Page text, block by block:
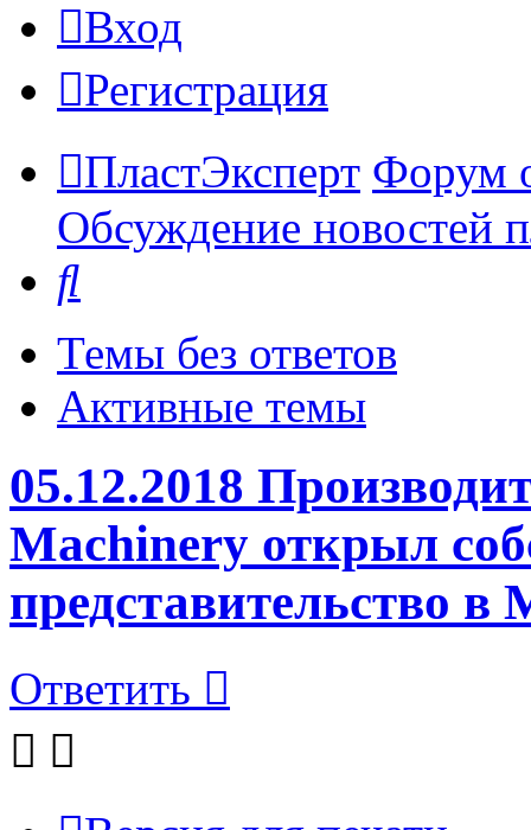
Вход
Регистрация
ПластЭксперт Форум
Обсуждение новостей
Темы без ответов
Активные темы
05.12.2018
Machinery открыл
представительство в
Ответить